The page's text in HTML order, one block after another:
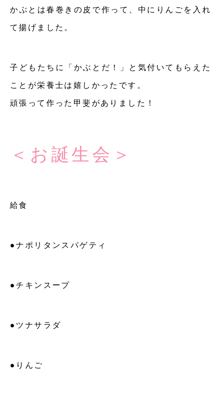
かぶとは春巻きの皮で作って、中にりんごを入れ
て揚げました。
子どもたちに「かぶとだ！」と気付いてもらえた
ことが栄養士は嬉しかったです。
頑張って作った甲斐がありました！
＜お誕生会＞
給食
●ナポリタンスパゲティ
●チキンスープ
●ツナサラダ
●りんご